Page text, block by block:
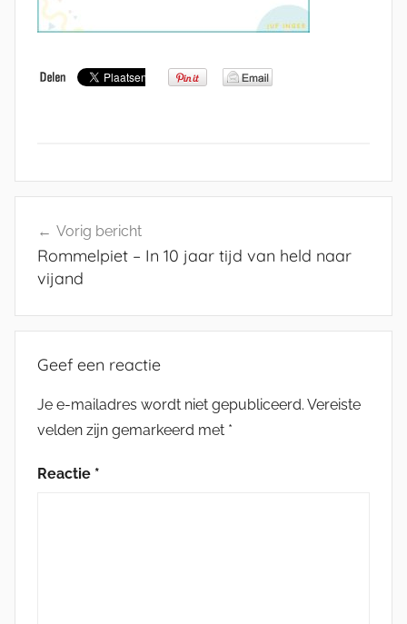
navigatie
Vorig bericht
Rommelpiet – In 10 jaar tijd van held naar
vijand
Geef een reactie
Je e-mailadres wordt niet gepubliceerd. Vereiste
velden zijn gemarkeerd met *
Reactie *